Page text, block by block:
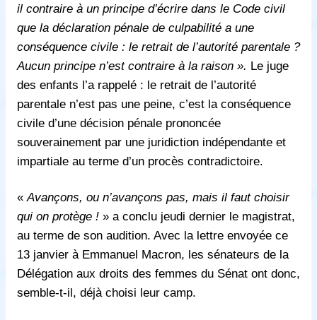
il contraire à un principe d’écrire dans le Code civil
que la déclaration pénale de culpabilité a une
conséquence civile : le retrait de l’autorité parentale ?
Aucun principe n’est contraire à la raison ». Le juge
des enfants l’a rappelé : le retrait de l’autorité
parentale n’est pas une peine, c’est la conséquence
civile d’une décision pénale prononcée
souverainement par une juridiction indépendante et
impartiale au terme d’un procès contradictoire.
« Avançons, ou n’avançons pas, mais il faut choisir
qui on protège ! » a conclu jeudi dernier le magistrat,
au terme de son audition. Avec la lettre envoyée ce
13 janvier à Emmanuel Macron, les sénateurs de la
Délégation aux droits des femmes du Sénat ont donc,
semble-t-il, déjà choisi leur camp.